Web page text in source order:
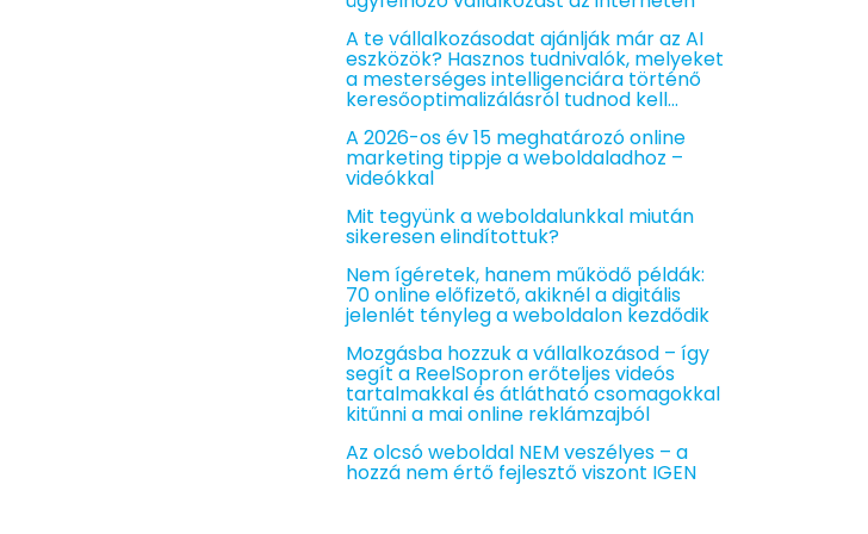
A te vállalkozásodat ajánlják már az AI
eszközök? Hasznos tudnivalók, melyeket
a mesterséges intelligenciára történő
keresőoptimalizálásról tudnod kell…
A 2026-os év 15 meghatározó online
marketing tippje a weboldaladhoz –
videókkal
Mit tegyünk a weboldalunkkal miután
sikeresen elindítottuk?
Nem ígéretek, hanem működő példák:
70 online előfizető, akiknél a digitális
jelenlét tényleg a weboldalon kezdődik
Mozgásba hozzuk a vállalkozásod – így
segít a ReelSopron erőteljes videós
tartalmakkal és átlátható csomagokkal
kitűnni a mai online reklámzajból
Az olcsó weboldal NEM veszélyes – a
hozzá nem értő fejlesztő viszont IGEN